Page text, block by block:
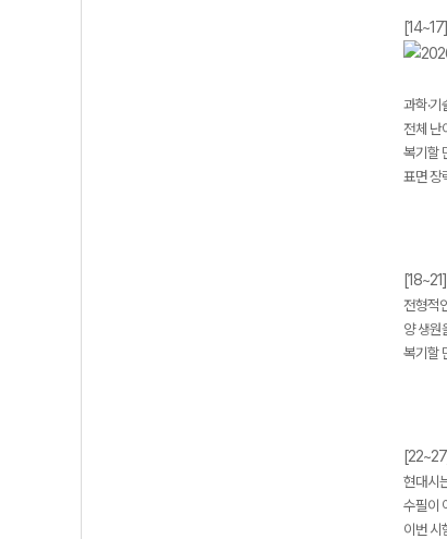
[14~17]
과학·
전체 난
복기할
표면 장
[18~21]
전형적
양 생원
복기할
현대시
수필이
이번 시